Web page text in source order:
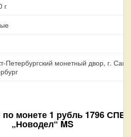
г
Петербургский монетный двор, г.
монете 1 рубль 1796 СПБ
„Новодел“ MS